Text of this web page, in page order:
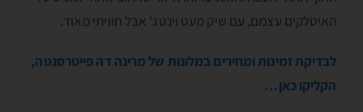
האיטלקים עצמם, עם שיק מעט וינטג' אבל חוויתי מאוד.
לבדיקת זמינות ומחירים במלונות של מרינה דה פייטרסנטה,
הקליקו כאן…